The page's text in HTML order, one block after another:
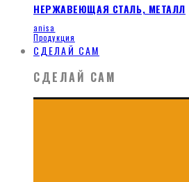
НЕРЖАВЕЮЩАЯ СТАЛЬ, МЕТАЛЛ
anisa
Продукция
СДЕЛАЙ САМ
СДЕЛАЙ САМ